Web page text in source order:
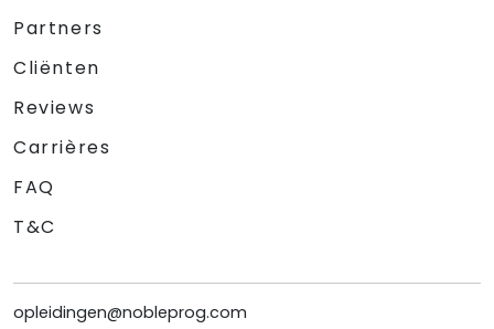
Partners
Cliënten
Reviews
Carrières
FAQ
T&C
opleidingen@nobleprog.com